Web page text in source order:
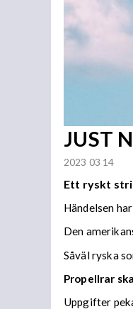
JUST
2023 03 14
Ett ryskt
Händelsen
Den
Såväl ryska
Propellrar
Uppgifter